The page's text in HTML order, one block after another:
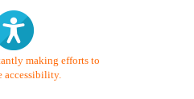
making efforts to
accessibility.